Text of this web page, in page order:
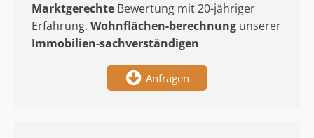
Marktgerechte Bewertung mit 20-jähriger
Erfahrung. Wohnflächen-berechnung unserer
Immobilien-sachverständigen
Anfragen